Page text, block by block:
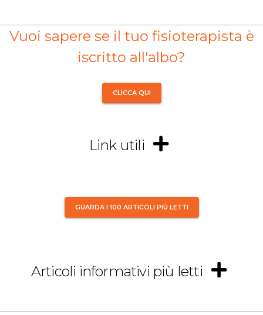
Vuoi sapere se il tuo fisioterapista è
iscritto all'albo?
CLICCA QUI
Link utili
GUARDA I 100 ARTICOLI PIÙ LETTI
Articoli informativi più letti